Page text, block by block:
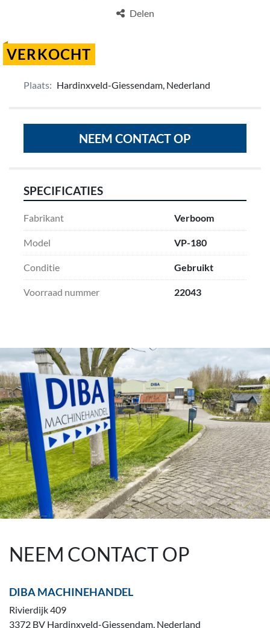
Delen
VERKOCHT
Plaats: Hardinxveld-Giessendam, Nederland
NEEM CONTACT OP
SPECIFICATIES
Fabrikant Verboom
Model VP-180
Conditie Gebruikt
Voorraad nummer 22043
NEEM CONTACT OP
DIBA MACHINEHANDEL
Rivierdijk 409
3372 BV Hardinxveld-Giessendam, Nederland